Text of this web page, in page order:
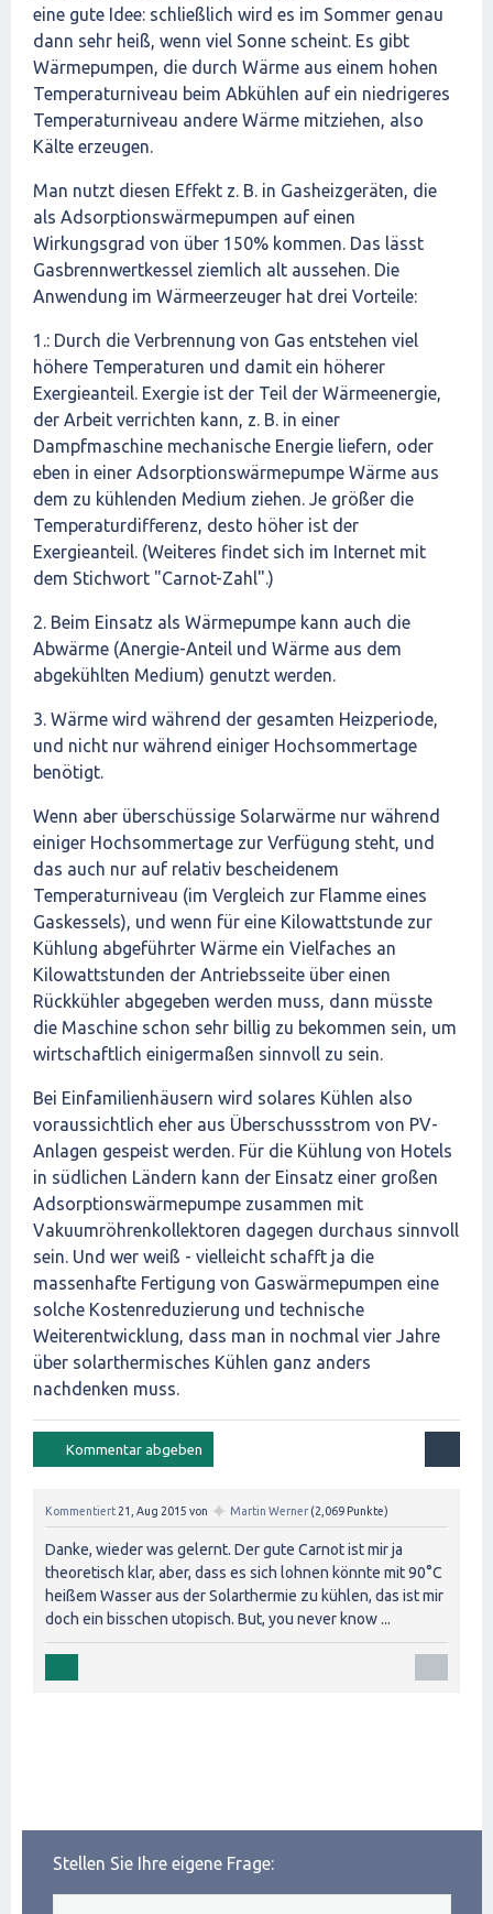
eine gute Idee: schließlich wird es im Sommer genau
dann sehr heiß, wenn viel Sonne scheint. Es gibt
Wärmepumpen, die durch Wärme aus einem hohen
Temperaturniveau beim Abkühlen auf ein niedrigeres
Temperaturniveau andere Wärme mitziehen, also
Kälte erzeugen.
Man nutzt diesen Effekt z. B. in Gasheizgeräten, die
als Adsorptionswärmepumpen auf einen
Wirkungsgrad von über 150% kommen. Das lässt
Gasbrennwertkessel ziemlich alt aussehen. Die
Anwendung im Wärmeerzeuger hat drei Vorteile:
1.: Durch die Verbrennung von Gas entstehen viel
höhere Temperaturen und damit ein höherer
Exergieanteil. Exergie ist der Teil der Wärmeenergie,
der Arbeit verrichten kann, z. B. in einer
Dampfmaschine mechanische Energie liefern, oder
eben in einer Adsorptionswärmepumpe Wärme aus
dem zu kühlenden Medium ziehen. Je größer die
Temperaturdifferenz, desto höher ist der
Exergieanteil. (Weiteres findet sich im Internet mit
dem Stichwort "Carnot-Zahl".)
2. Beim Einsatz als Wärmepumpe kann auch die
Abwärme (Anergie-Anteil und Wärme aus dem
abgekühlten Medium) genutzt werden.
3. Wärme wird während der gesamten Heizperiode,
und nicht nur während einiger Hochsommertage
benötigt.
Wenn aber überschüssige Solarwärme nur während
einiger Hochsommertage zur Verfügung steht, und
das auch nur auf relativ bescheidenem
Temperaturniveau (im Vergleich zur Flamme eines
Gaskessels), und wenn für eine Kilowattstunde zur
Kühlung abgeführter Wärme ein Vielfaches an
Kilowattstunden der Antriebsseite über einen
Rückkühler abgegeben werden muss, dann müsste
die Maschine schon sehr billig zu bekommen sein, um
wirtschaftlich einigermaßen sinnvoll zu sein.
Bei Einfamilienhäusern wird solares Kühlen also
voraussichtlich eher aus Überschussstrom von PV-
Anlagen gespeist werden. Für die Kühlung von Hotels
in südlichen Ländern kann der Einsatz einer großen
Adsorptionswärmepumpe zusammen mit
Vakuumröhrenkollektoren dagegen durchaus sinnvoll
sein. Und wer weiß - vielleicht schafft ja die
massenhafte Fertigung von Gaswärmepumpen eine
solche Kostenreduzierung und technische
Weiterentwicklung, dass man in nochmal vier Jahre
über solarthermisches Kühlen ganz anders
nachdenken muss.
Kommentiert 21, Aug 2015 von ✦ Martin Werner (2,069 Punkte)
Danke, wieder was gelernt. Der gute Carnot ist mir ja
theoretisch klar, aber, dass es sich lohnen könnte mit 90°C
heißem Wasser aus der Solarthermie zu kühlen, das ist mir
doch ein bisschen utopisch. But, you never know ...
Stellen Sie Ihre eigene Frage: